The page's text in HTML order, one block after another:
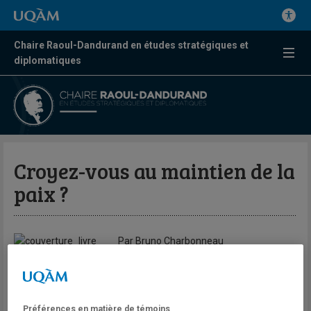
Chaire Raoul-Dandurand en études stratégiques et
diplomatiques
Croyez-vous au maintien de la
paix ?
Par Bruno Charbonneau
des pays participant aux missions de paix de l’ONU à Vancouver,
Préférences en matière de témoins